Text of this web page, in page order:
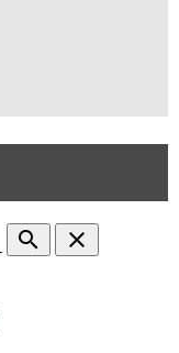
search clear